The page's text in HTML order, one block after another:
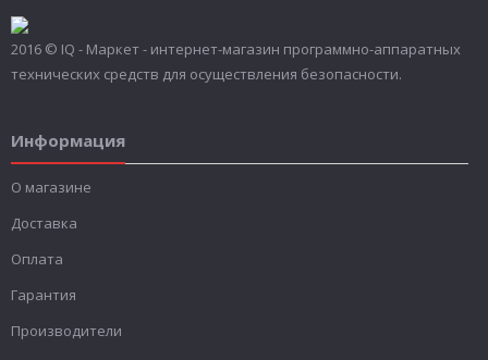
2016 © IQ - Маркет - интернет-магазин программно-аппаратных
технических средств для осуществления безопасности.
Информация
О магазине
Доставка
Оплата
Гарантия
Производители